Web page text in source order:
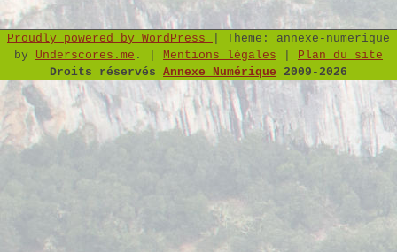
Proudly powered by WordPress
Theme: annexe-numerique
by Underscores.me . Mentions légales
Plan du site
Droits réservés Annexe Numérique 2009-2026